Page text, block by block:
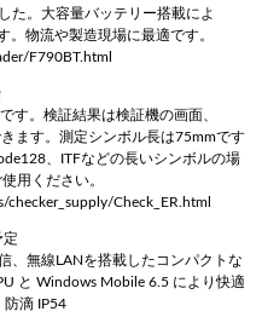
た。大容量バッテリー搭載によ
物流や製造現場に最適です。
F790BT.html
す。検証結果は検証機の画面、
ます。測定シンボル長は75mmです
、ITFなどの長いシンボルの場
用ください。
Check_ER.html
定
、無線LANを搭載したコンパクトな
と Windows Mobile 6.5 により快適
滴 IP54